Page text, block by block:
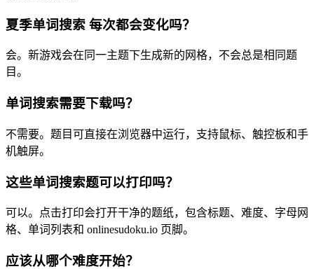
夏季单词搜索 每次都会变化吗？
会。新游戏会在同一主题下生成新的网格，不会总是相同题
目。
单词搜索需要下载吗？
不需要。题目可直接在浏览器中运行，支持鼠标、触控板和手
机触屏。
这些单词搜索题可以打印吗？
可以。点击打印会打开干净的题纸，包含标题、难度、字母网
格、单词列表和 onlinesudoku.io 页脚。
应该从哪个难度开始？